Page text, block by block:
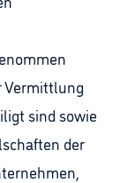
Vermittlung
sind sowie
der